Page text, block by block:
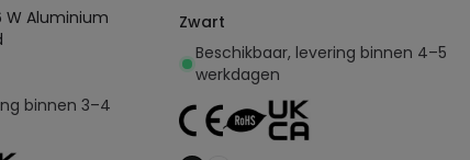
W Aluminium
binnen 3–4
Zwart
Beschikbaar, levering binnen 4–5
werkdagen